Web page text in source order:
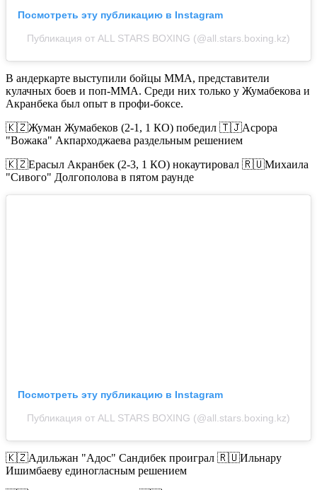
Посмотреть эту публикацию в Instagram
Публикация от ALL STARS BOXING (@all.stars.boxing.kz)
В андеркарте выступили бойцы ММА, представители
кулачных боев и поп-ММА. Среди них только у Жумабекова и
Акранбека был опыт в профи-боксе.
🇰🇿Жуман Жумабеков (2-1, 1 КО) победил 🇹🇯Асрора
"Вожака" Акпарходжаева раздельным решением
🇰🇿Ерасыл Акранбек (2-3, 1 КО) нокаутировал 🇷🇺Михаила
"Сивого" Долгополова в пятом раунде
Посмотреть эту публикацию в Instagram
Публикация от ALL STARS BOXING (@all.stars.boxing.kz)
🇰🇿Адильжан "Адос" Сандибек проиграл 🇷🇺Ильнару
Ишимбаеву единогласным решением